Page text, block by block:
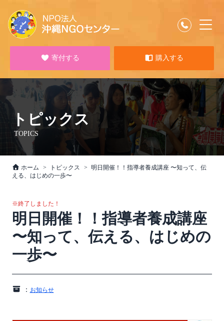
寄付する 購入する
トピックス
TOPICS
ホーム トピックス
明日開催！！指導者養成講座 〜知って、伝
える、はじめの一歩〜
※終了しました！
明日開催！！指導者養成講座
〜知って、伝える、はじめの
一歩〜
： お知らせ